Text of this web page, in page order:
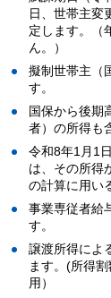
日、世帯主変
定します。（
ん。）
擬制世帯主（
す。
国保から後期
者）の所得も
令和8年1月1
は、その所得
の計算に用い
事業専従者給
す。
譲渡所得によ
ます。(所得
用）